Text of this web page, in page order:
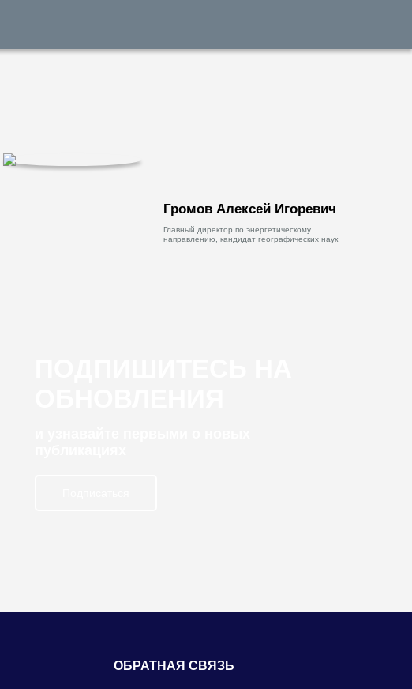
Громов Алексей Игоревич
Главный директор по энергетическому
направлению, кандидат географических наук
ОБРАТНАЯ СВЯЗЬ